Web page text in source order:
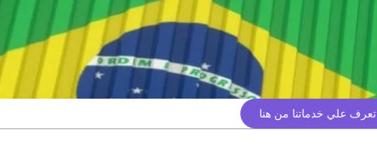
تعرف علي خدماتنا من هنا